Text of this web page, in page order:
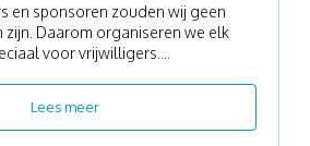
en sponsoren zouden wij geen
zijn. Daarom organiseren we elk
voor vrijwilligers....
Lees meer